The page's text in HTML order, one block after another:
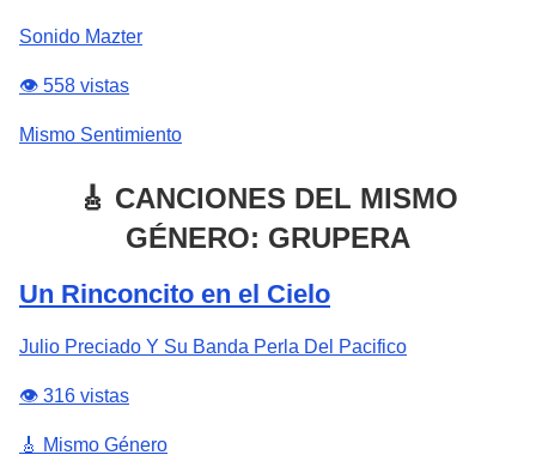
Sonido Mazter
👁️ 558 vistas
Mismo Sentimiento
🎸 CANCIONES DEL MISMO
GÉNERO: GRUPERA
Un Rinconcito en el Cielo
Julio Preciado Y Su Banda Perla Del Pacifico
👁️ 316 vistas
🎸 Mismo Género